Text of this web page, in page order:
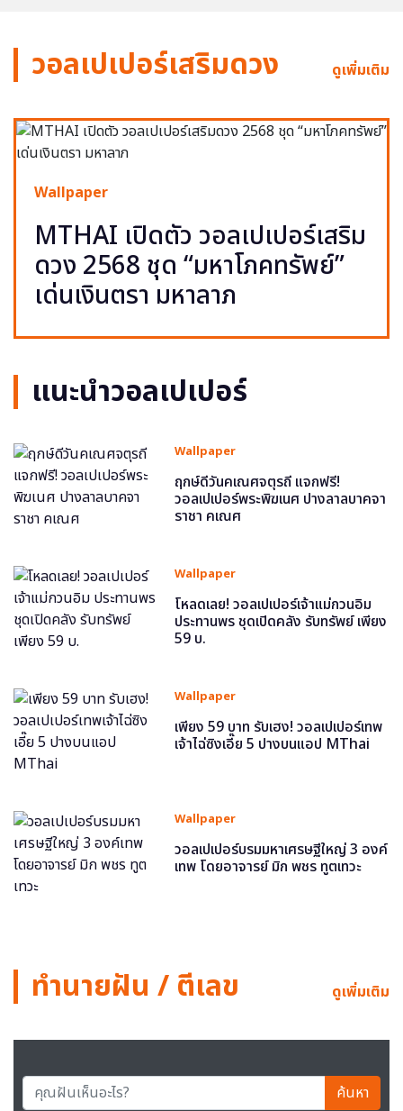
วอลเปเปอร์เสริมดวง ดูเพิ่มเติม
Wallpaper
MTHAI เปิดตัว วอลเปเปอร์เสริม
ดวง 2568 ชุด “มหาโภคทรัพย์”
เด่นเงินตรา มหาลาภ
แนะนำวอลเปเปอร์
Wallpaper
ฤกษ์ดีวันคเณศจตุรถี แจกฟรี!
วอลเปเปอร์พระพิฆเนศ ปางลาลบาคจา
ราชา คเณศ
Wallpaper
โหลดเลย! วอลเปเปอร์เจ้าแม่กวนอิม
ประทานพร ชุดเปิดคลัง รับทรัพย์ เพียง
59 บ.
Wallpaper
เพียง 59 บาท รับเฮง! วอลเปเปอร์เทพ
เจ้าไฉ่ซิงเอี๊ย 5 ปางบนแอป MThai
Wallpaper
วอลเปเปอร์บรมมหาเศรษฐีใหญ่ 3 องค์
เทพ โดยอาจารย์ มิก พชร ทูตเทวะ
ทำนายฝัน / ตีเลข ดูเพิ่มเติม
ค้นหา